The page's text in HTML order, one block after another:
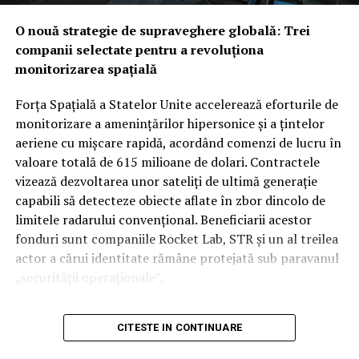
vedea cu ochi buni această redistribuire a
responsabilităților de securitate între aliații săi
regionali, unii analiști rămân sceptici cu privire la
Rămâne de văzut dacă, în cazul unui atac iminent din
partea proxy-urilor Teheranului, Ankara și Islamabadul
vor interveni militar pentru a proteja regatul saudit,
transformând semnăturile de astăzi într-o realitate
operativă.
O nouă strategie de supraveghere globală: Trei
companii selectate pentru a revoluționa
monitorizarea spațială
Forța Spațială a Statelor Unite accelerează eforturile de
monitorizare a amenințărilor hipersonice și a țintelor
aeriene cu mișcare rapidă, acordând comenzi de lucru în
valoare totală de 615 milioane de dolari. Contractele
vizează dezvoltarea unor sateliți de ultimă generație
capabili să detecteze obiecte aflate în zbor dincolo de
limitele radarului convențional. Beneficiarii acestor
fonduri sunt companiile Rocket Lab, STR și un al treilea
actor a cărui identitate rămâne protejată sub paravanul
„securității operaționale”.
Această rundă de finanțare reprezintă o etapă esențială
în programul SB-AMTI (Space-Based Airborne Moving
CITESTE IN CONTINUARE